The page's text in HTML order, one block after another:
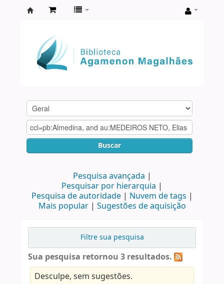
Agamenon
Magalhães
Buscar
Pesquisa avançada
Pesquisar por hierarquia
Pesquisa de autoridade
Nuvem de tags
Mais popular
Sugestões de aquisição
Filtre sua pesquisa
Sua pesquisa retornou 3 resultados.
Desculpe, sem sugestões.